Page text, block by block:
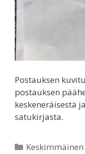
Postauksen
postauksen
keskeneräisestä
satukirjasta.
Categories
Keskimmäinen